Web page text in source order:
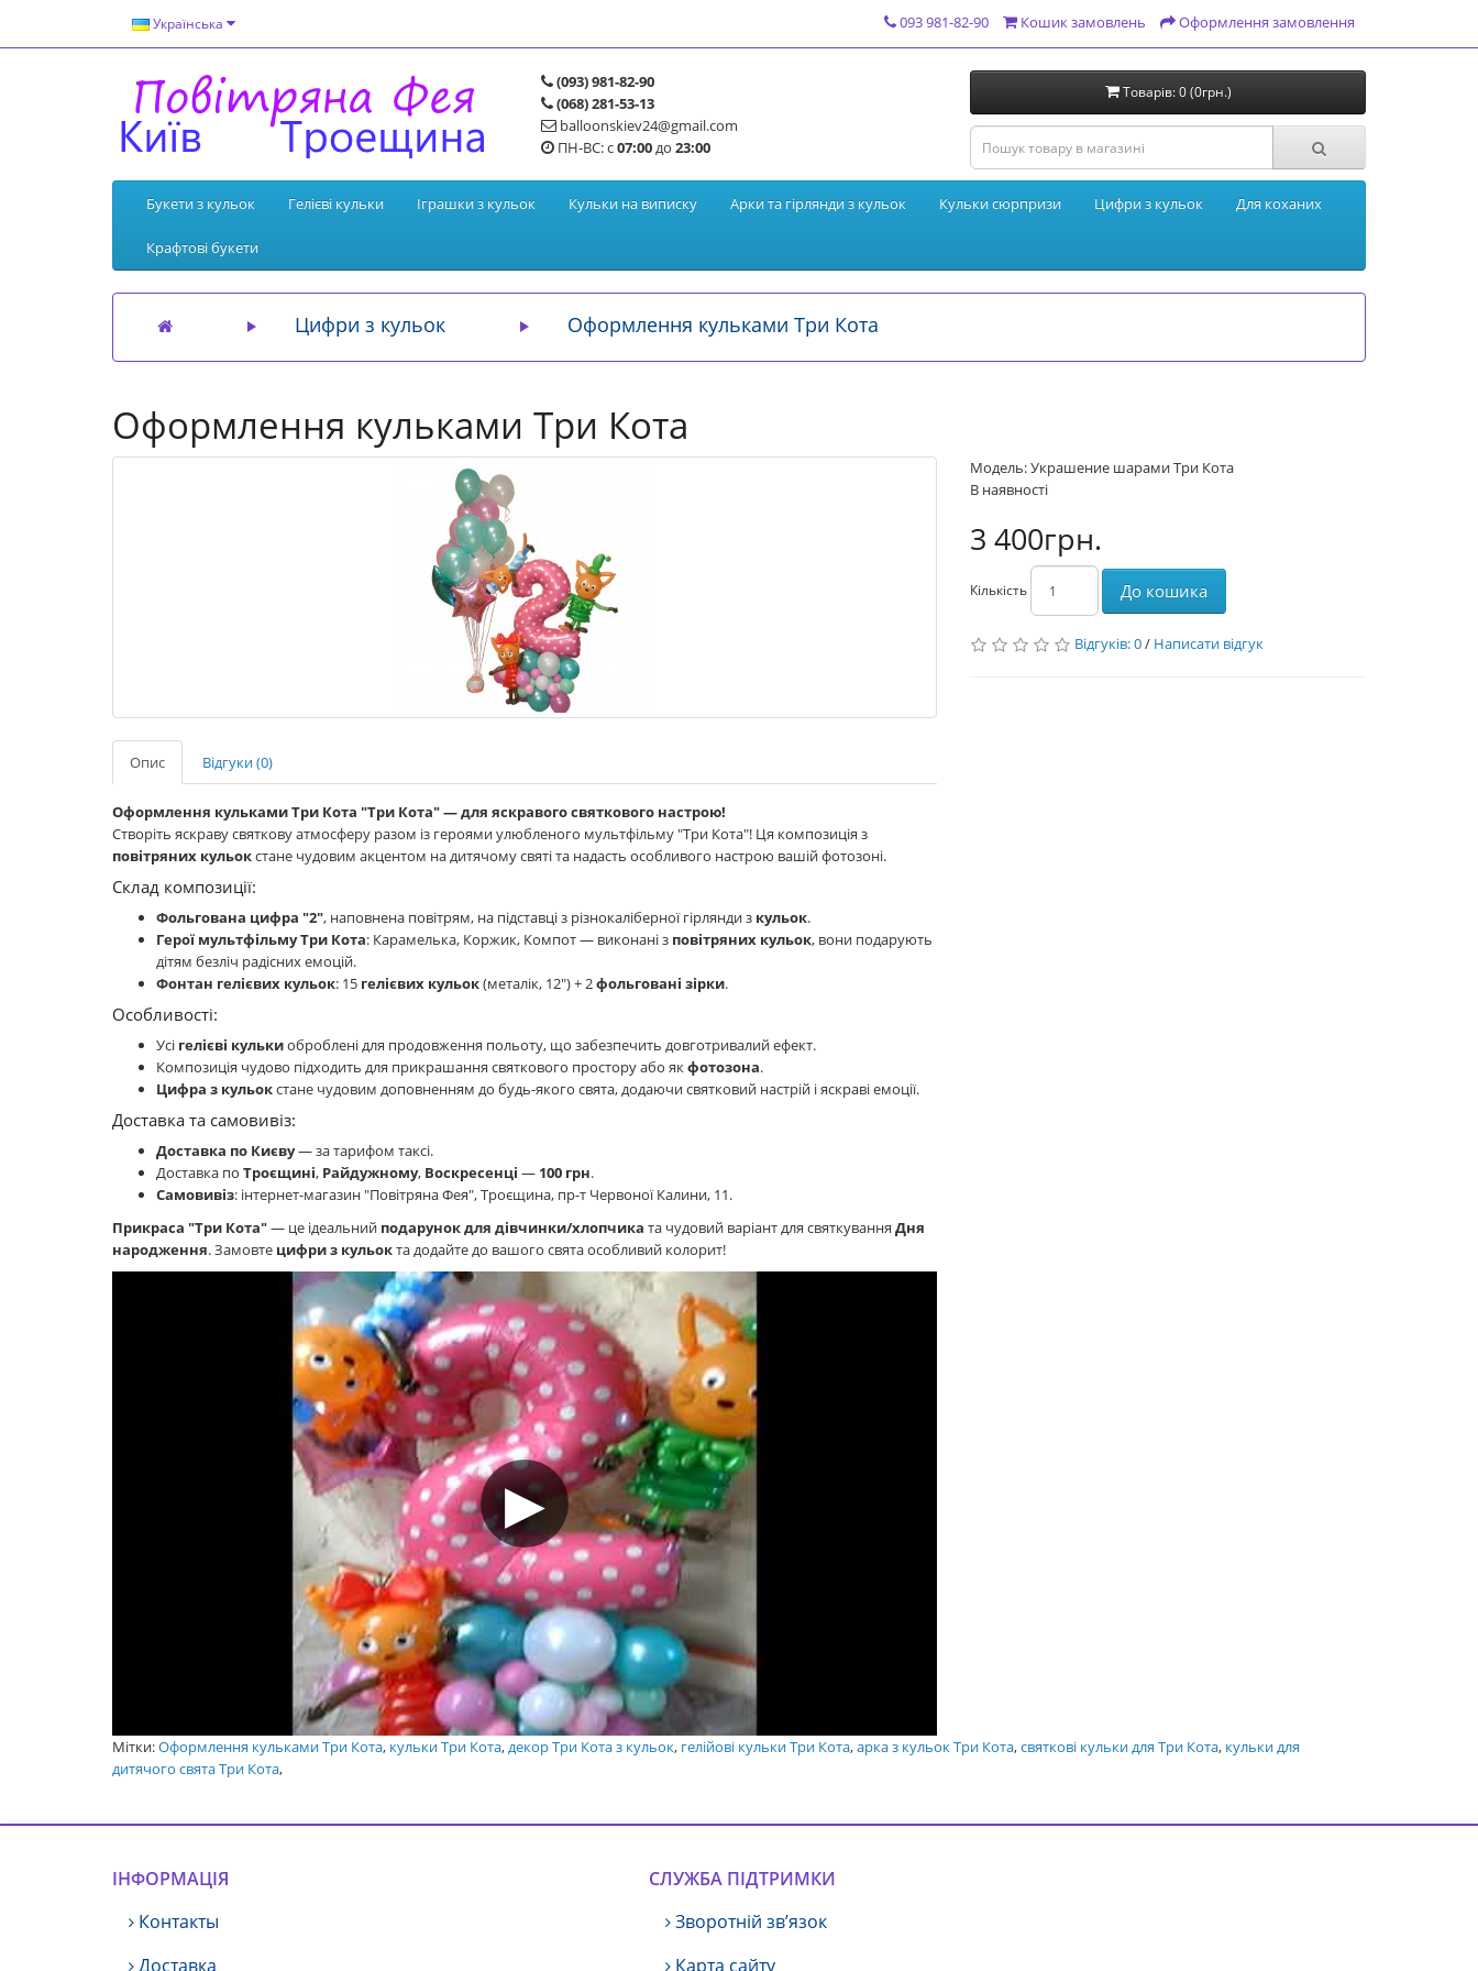
Українська 093 981-82-90 Кошик замовлень Оформлення замовлення
(093) 981-82-90
(068) 281-53-13
balloonskiev24@gmail.com
ПН-ВС: с07:00до 23:00
Товарів: 0 (0грн.)
Букети з кульок Гелієві кульки Іграшки з кульок Кульки на виписку Арки та гірлянди з кульок Кульки сюрпризи Цифри з кульок Для коханих
Крафтові букети
Цифри з кульок Оформлення кульками Три Кота
Оформлення кульками Три Кота
Опис Відгуки (0)
Оформлення кульками Три Кота "Три Кота" — для яскравого святкового настрою!
Створіть яскраву святкову атмосферу разом із героями улюбленого мультфільму "Три Кота"! Ця композиція з
повітряних кульокстане чудовим акцентом на дитячому святі та надасть особливого настрою вашій фотозоні.
Склад композиції:
Фольгована цифра "2", наповнена повітрям, на підставці з різнокаліберної гірлянди з кульок.
Герої мультфільму Три Кота: Карамелька, Коржик, Компот — виконані з повітряних кульок, вони подарують
дітям безліч радісних емоцій.
Фонтан гелієвих кульок: 15 гелієвих кульок(металік, 12") + 2фольговані зірки.
Особливості:
Усі гелієві кулькиоброблені для продовження польоту, що забезпечить довготривалий ефект.
Композиція чудово підходить для прикрашання святкового простору або якфотозона.
Цифра з кульокстане чудовим доповненням до будь-якого свята, додаючи святковий настрій і яскраві емоції.
Доставка та самовивіз:
Доставка по Києву— за тарифом таксі.
Доставка по Троєщині, Райдужному, Воскресенці — 100 грн.
Самовивіз: інтернет-магазин "Повітряна Фея", Троєщина, пр-т Червоної Калини, 11.
Прикраса "Три Кота"— це ідеальний подарунок для дівчинки/хлопчика та чудовий варіант для святкування Дня
народження. Замовте цифри з кульокта додайте до вашого свята особливий колорит!
Модель: Украшение шарами Три Кота
В наявності
3 400грн.
Кількість До кошика
Відгуків: 0/ Написати відгук
Мітки:Оформлення кульками Три Кота, кульки Три Кота,декор Три Кота з кульок, гелійові кульки Три Кота,арка з кульок Три Кота,святкові кульки для Три Кота, кульки для
дитячого свята Три Кота,
ІНФОРМАЦІЯ
Контакты
Доставка
СЛУЖБА ПІДТРИМКИ
Зворотній зв’язок
Карта сайту